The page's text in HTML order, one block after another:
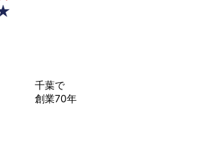
千葉で
創業70年